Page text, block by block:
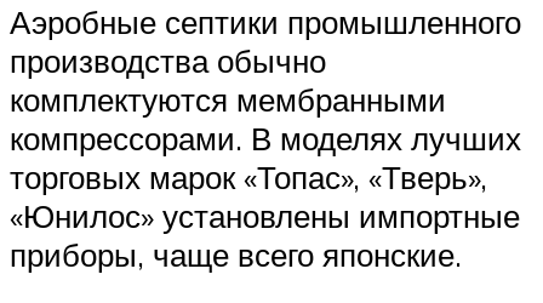
Аэробные септики промышленного
производства обычно
комплектуются мембранными
компрессорами. В моделях лучших
торговых марок «Топас», «Тверь»,
«Юнилос» установлены импортные
приборы, чаще всего японские.